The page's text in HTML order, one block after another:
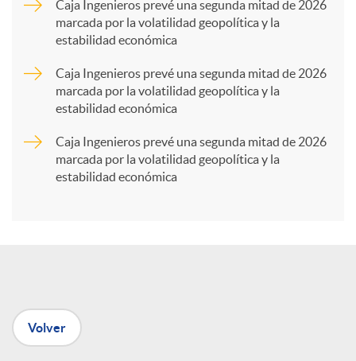
n
Caja Ingenieros prevé una segunda mitad de 2026
marcada por la volatilidad geopolítica y la
estabilidad económica
Caja Ingenieros prevé una segunda mitad de 2026
marcada por la volatilidad geopolítica y la
estabilidad económica
Caja Ingenieros prevé una segunda mitad de 2026
marcada por la volatilidad geopolítica y la
estabilidad económica
Volver